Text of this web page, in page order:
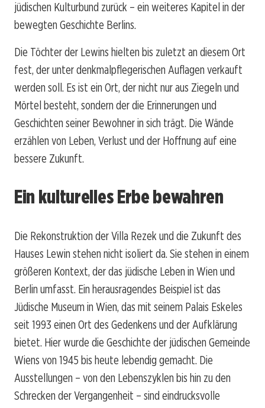
jüdischen Kulturbund zurück – ein weiteres Kapitel in der
bewegten Geschichte Berlins.
Die Töchter der Lewins hielten bis zuletzt an diesem Ort
fest, der unter denkmalpflegerischen Auflagen verkauft
werden soll. Es ist ein Ort, der nicht nur aus Ziegeln und
Mörtel besteht, sondern der die Erinnerungen und
Geschichten seiner Bewohner in sich trägt. Die Wände
erzählen von Leben, Verlust und der Hoffnung auf eine
bessere Zukunft.
Ein kulturelles Erbe bewahren
Die Rekonstruktion der Villa Rezek und die Zukunft des
Hauses Lewin stehen nicht isoliert da. Sie stehen in einem
größeren Kontext, der das jüdische Leben in Wien und
Berlin umfasst. Ein herausragendes Beispiel ist das
Jüdische Museum in Wien, das mit seinem Palais Eskeles
seit 1993 einen Ort des Gedenkens und der Aufklärung
bietet. Hier wurde die Geschichte der jüdischen Gemeinde
Wiens von 1945 bis heute lebendig gemacht. Die
Ausstellungen – von den Lebenszyklen bis hin zu den
Schrecken der Vergangenheit – sind eindrucksvolle